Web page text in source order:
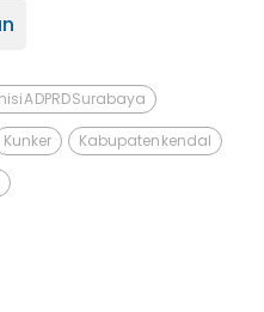
A DPRD Surabaya
Kunker Kabupaten kendal